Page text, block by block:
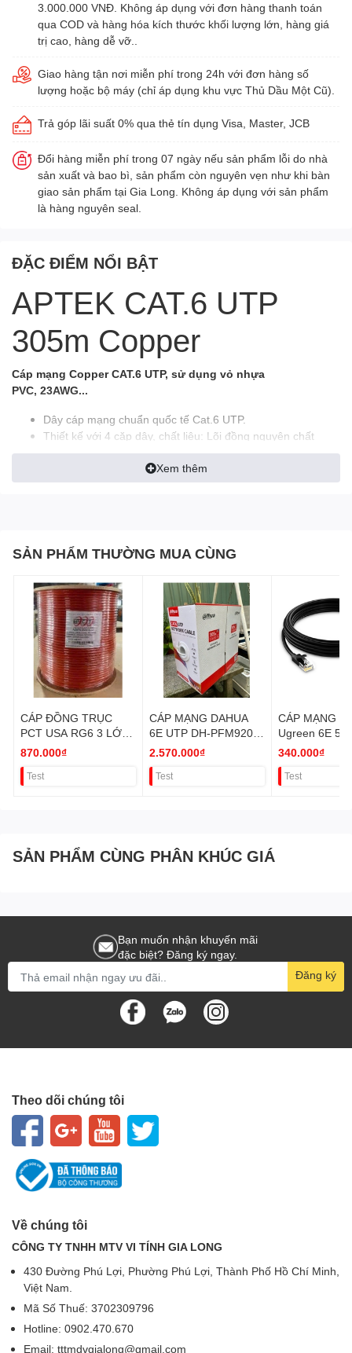
3.000.000 VNĐ. Không áp dụng với đơn hàng thanh toán
qua COD và hàng hóa kích thước khối lượng lớn, hàng giá
trị cao, hàng dễ vỡ..
Giao hàng tận nơi miễn phí trong 24h với đơn hàng số
lượng hoặc bộ máy (chỉ áp dụng khu vực Thủ Dầu Một Cũ).
Trả góp lãi suất 0% qua thẻ tín dụng Visa, Master, JCB
Đổi hàng miễn phí trong 07 ngày nếu sản phẩm lỗi do nhà
sản xuất và bao bì, sản phẩm còn nguyên vẹn như khi bàn
giao sản phẩm tại Gia Long. Không áp dụng với sản phẩm
là hàng nguyên seal.
ĐẶC ĐIỂM NỔI BẬT
APTEK CAT.6 UTP
305m Copper
Cáp mạng CopperCAT.6 UTP, sử dụng vỏ nhựa
PVC, 23AWG...
Dây cáp mạng chuẩn quốc tế Cat.6 UTP.
Thiết kế với 4 cặp dây, chất liệu: Lõi đồng nguyên chất
99,9% , kích thước: 23AWG.
Chạy được tốc độ thật 1G với khoảng cách 100m.
Đáp ứng nhu cầu cho những ứng dụng Gigabit Ethernet,
Thích hợp sử dụng cho việc triển khai camera HD, hệ
Bảo hành 25 năm.
Xuất xứ Trung Quốc (made in China).
Xem thêm
SẢN PHẨM THƯỜNG MUA CÙNG
CÁP ĐỒNG TRỤC
PCT USA RG6 3 LỚP
BẠC, PE VAT
870.000₫
Test
CÁP MẠNG DAHUA
6E UTP DH-PFM920I-
6UN-CN 305M VAT
2.570.000₫
Test
CÁP MẠNG
Ugreen 6E
VAT
340.000₫
Test
SẢN PHẨM CÙNG PHÂN KHÚC GIÁ
Bạn muốn nhận khuyến mãi
đặc biệt? Đăng ký ngay.
Đăng ký
Theo dõi chúng tôi
Về chúng tôi
CÔNG TY TNHH MTV VI TÍNH GIA LONG
430 Đường Phú Lợi, Phường Phú Lợi, Thành Phố Hồ Chí Minh,
Việt Nam.
Mã Số Thuế: 3702309796
Hotline: 0902.470.670
Email: tttmdvgialong@gmail.com